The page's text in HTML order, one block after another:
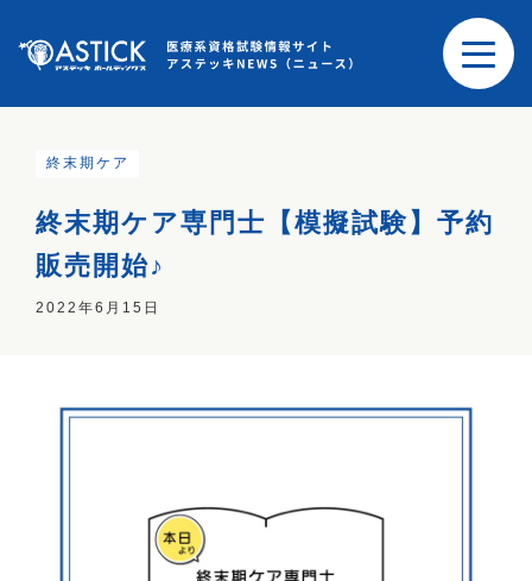
終末期ケア
終末期ケア専門士【模擬試験】予約
販売開始♪
2022年6月15日